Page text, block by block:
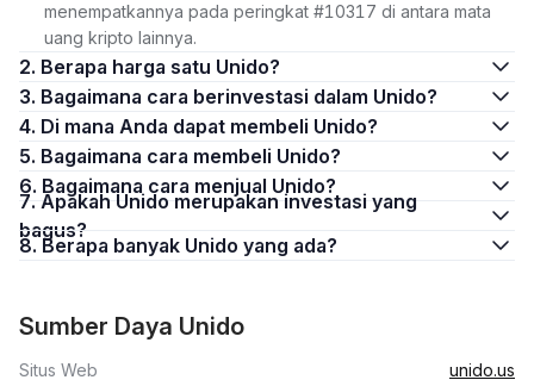
menempatkannya pada peringkat #10317 di antara mata
uang kripto lainnya.
2. Berapa harga satu Unido?
3. Bagaimana cara berinvestasi dalam Unido?
4. Di mana Anda dapat membeli Unido?
5. Bagaimana cara membeli Unido?
6. Bagaimana cara menjual Unido?
7. Apakah Unido merupakan investasi yang
bagus?
8. Berapa banyak Unido yang ada?
Sumber Daya Unido
Situs Web
unido.us